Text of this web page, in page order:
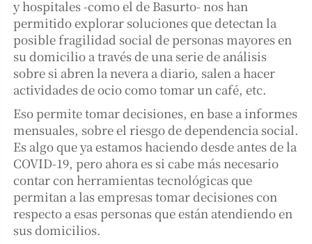
y hospitales -como el de Basurto- nos han
permitido explorar soluciones que detectan la
posible fragilidad social de personas mayores en
su domicilio a través de una serie de análisis
sobre si abren la nevera a diario, salen a hacer
actividades de ocio como tomar un café, etc.
Eso permite tomar decisiones, en base a informes
mensuales, sobre el riesgo de dependencia social.
Es algo que ya estamos haciendo desde antes de la
COVID-19, pero ahora es si cabe más necesario
contar con herramientas tecnológicas que
permitan a las empresas tomar decisiones con
respecto a esas personas que están atendiendo en
sus domicilios.